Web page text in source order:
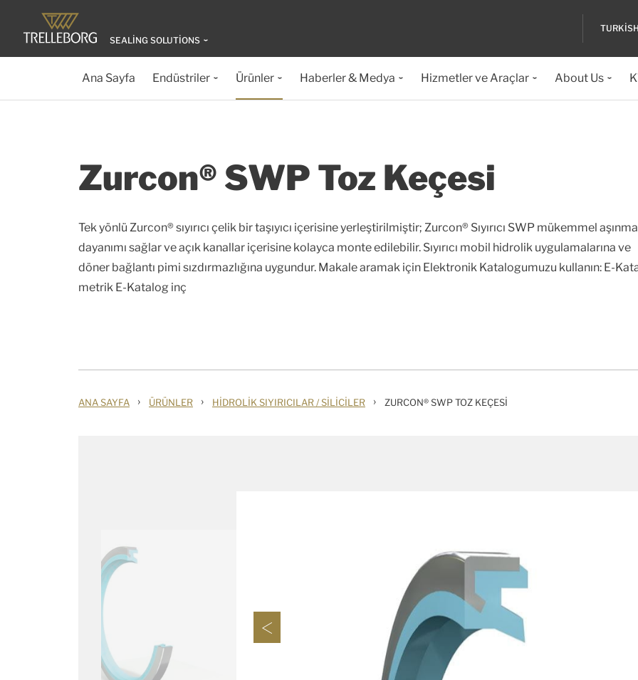
SEALING SOLUTIONS
TURKISH
Ana Sayfa Endüstriler Ürünler Haberler & Medya Hizmetler ve Araçlar About Us
Zurcon® SWP Toz Keçesi
Tek yönlü Zurcon® sıyırıcı çelik bir taşıyıcı içerisine yerleştirilmiştir; Zurcon® Sıyırıcı SWP mükemmel aşınma
dayanımı sağlar ve açık kanallar içerisine kolayca monte edilebilir. Sıyırıcı mobil hidrolik uygulamalarına ve
döner bağlantı pimi sızdırmazlığına uygundur. Makale aramak için Elektronik Katalogumuzu kullanın: E-
metrik E-Katalog inç
ANA SAYFA › ÜRÜNLER › HIDROLIK SIYIRICILAR / SILICILER › ZURCON® SWP TOZ KEÇESI